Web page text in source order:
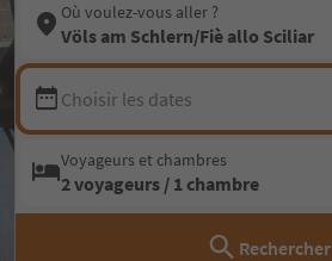
Où voulez-vous aller ?
Völs am Schlern/Fiè allo Sciliar
Choisir les dates
Voyageurs et chambres
2 voyageurs / 1 chambre
Rechercher